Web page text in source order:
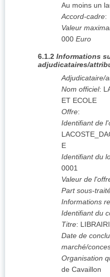
Au moins un
Accord-cadre:
Valeur
000 Euro
6.1.2 Informations
adjudicataires/
Adjudicataire/
Nom officiel:
ET ECOLE
Offre:
Identifiant de
E
Identifiant du
0001
Valeur de
Part sous-
Informations
Identifiant du
Titre:
Date de
marché/
Organisation
de Cavaillon